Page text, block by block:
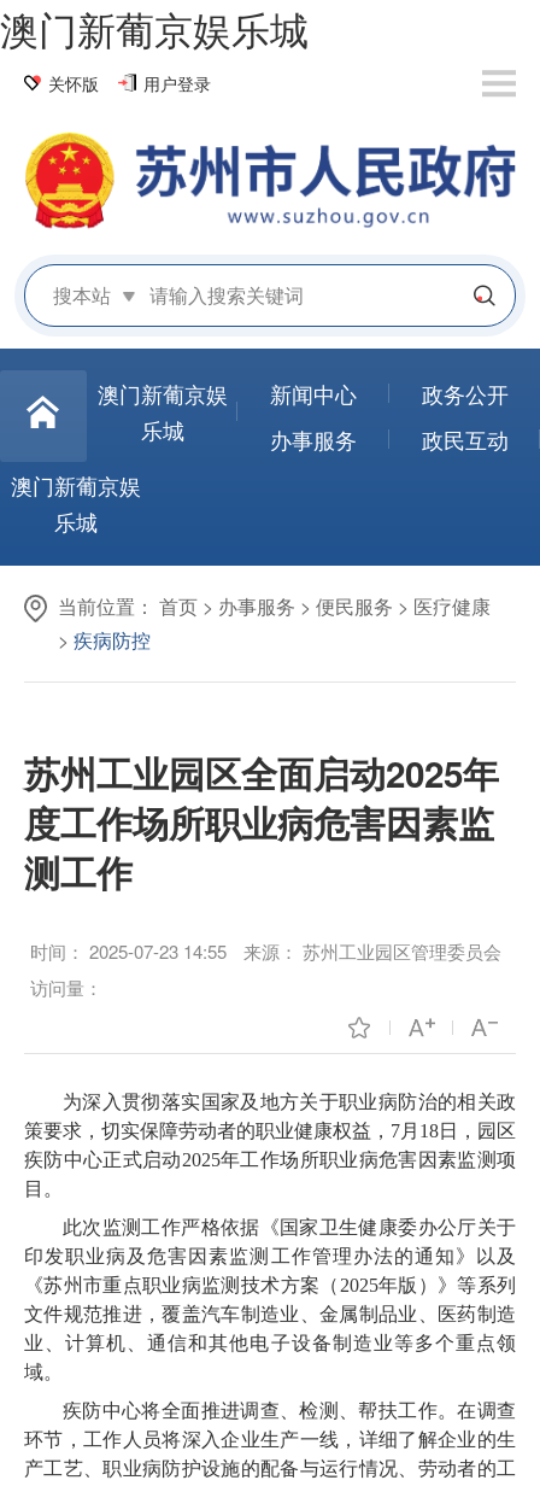
澳门新葡京娱乐城
关怀版 用户登录
搜本站
澳门新葡京娱
乐城
新闻中心
政务公开
办事服务
政民互动
澳门新葡京娱
乐城
当前位置： 首页 > 办事服务 > 便民服务 > 医疗健康
> 疾病防控
苏州工业园区全面启动2025年
度工作场所职业病危害因素监
测工作
时间： 2025-07-23 14:55 来源： 苏州工业园区管理委员会
访问量：
为深入贯彻落实国家及地方关于职业病防治的相关政
策要求，切实保障劳动者的职业健康权益，7月18日，园区
疾防中心正式启动2025年工作场所职业病危害因素监测项
目。
此次监测工作严格依据《国家卫生健康委办公厅关于
印发职业病及危害因素监测工作管理办法的通知》以及
《苏州市重点职业病监测技术方案（2025年版）》等系列
文件规范推进，覆盖汽车制造业、金属制品业、医药制造
业、计算机、通信和其他电子设备制造业等多个重点领
域。
疾防中心将全面推进调查、检测、帮扶工作。在调查
环节，工作人员将深入企业生产一线，详细了解企业的生
产工艺、职业病防护设施的配备与运行情况、劳动者的工